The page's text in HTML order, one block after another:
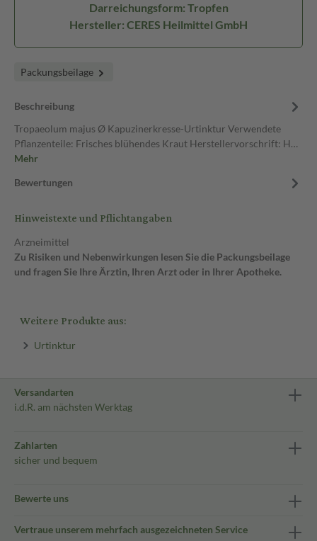
Darreichungsform: Tropfen
Hersteller: CERES Heilmittel GmbH
Packungsbeilage
Beschreibung
Tropaeolum majus Ø Kapuzinerkresse-Urtinktur Verwendete
Pflanzenteile: Frisches blühendes Kraut Herstellervorschrift: H…
Mehr
Bewertungen
Hinweistexte und Pflichtangaben
Arzneimittel
Zu Risiken und Nebenwirkungen lesen Sie die Packungsbeilage
und fragen Sie Ihre Ärztin, Ihren Arzt oder in Ihrer Apotheke.
Weitere Produkte aus:
Urtinktur
Versandarten
i.d.R. am nächsten Werktag
Zahlarten
sicher und bequem
Bewerte uns
Vertraue unserem mehrfach ausgezeichneten Service